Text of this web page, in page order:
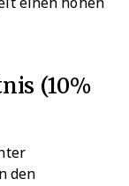
(10%
den